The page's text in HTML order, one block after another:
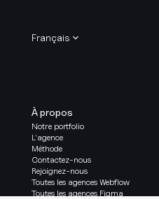
Français
À propos
Notre portfolio
L’agence
Méthode
Contactez-nous
Rejoignez-nous
Toutes les agences Webflow
Toutes les agences Figma